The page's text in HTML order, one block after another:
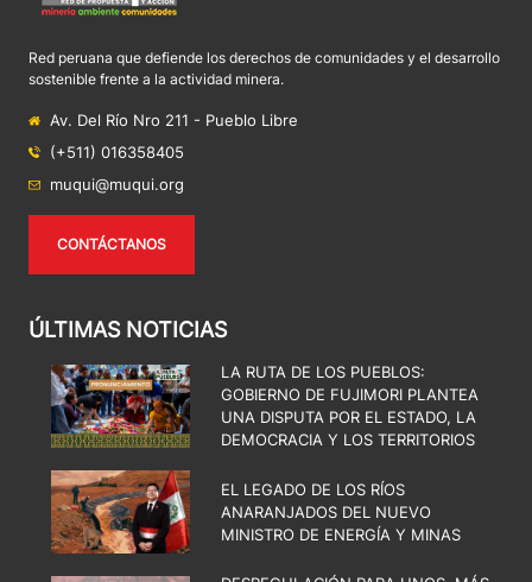
Red peruana que defiende los derechos de comunidades y el desarrollo
sostenible frente a la actividad minera.
Av. Del Río Nro 211 - Pueblo Libre
(+511) 016358405
muqui@muqui.org
CONTÁCTANOS
ÚLTIMAS NOTICIAS
LA RUTA DE LOS PUEBLOS:
GOBIERNO DE FUJIMORI PLANTEA
UNA DISPUTA POR EL ESTADO, LA
DEMOCRACIA Y LOS TERRITORIOS
EL LEGADO DE LOS RÍOS
ANARANJADOS DEL NUEVO
MINISTRO DE ENERGÍA Y MINAS